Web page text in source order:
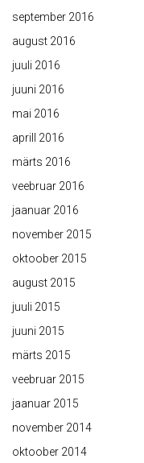
september 2016
august 2016
juuli 2016
juuni 2016
mai 2016
aprill 2016
märts 2016
veebruar 2016
jaanuar 2016
november 2015
oktoober 2015
august 2015
juuli 2015
juuni 2015
märts 2015
veebruar 2015
jaanuar 2015
november 2014
oktoober 2014